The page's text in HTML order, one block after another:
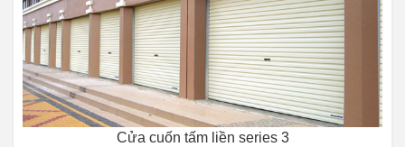
Cửa cuốn tấm liền series 3